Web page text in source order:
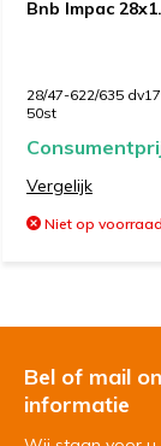
Bnb Impac
28/47-622/635
50st
Vergelijk
Niet op voorraad
Bel of mail
informatie